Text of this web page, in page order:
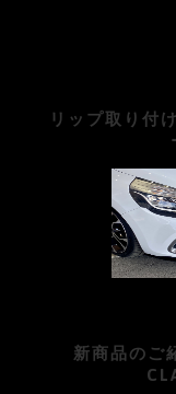
リップ取り付
新商品のご